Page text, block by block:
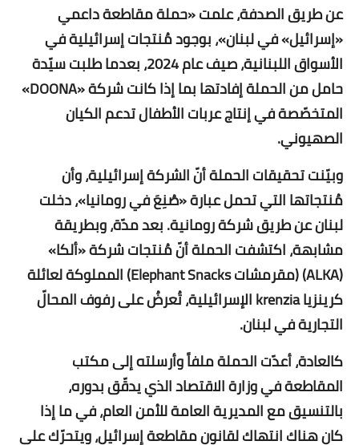
عن طريق الصدفة، علمت «حملة مقاطعة داعمي
«إسرائيل» في لبنان»، بوجود مُنتجات إسرائيلية في
الأسواق اللبنانية، صيف عام 2024، بعدما طلبت سيّدة
حامل من الحملة إفادتها بما إذا كانت شركة «DOONA»
المتخصّصة في إنتاج عربات الأطفال تدعم الكيان
الصهيوني.
وبيّنت تحقيقات الحملة أنّ الشركة إسرائيلية، وأن
مُنتجاتها التي تحمل عبارة «صُنِعَ في رومانيا»، دخلت
لبنان عن طريق شركة رومانية. بعد مدّة، وبطريقة
مشابهة، اكتشفت الحملة أنّ مُنتجات شركة «ألكا»
(ALKA) (مقرمشات Elephant Snacks) المملوكة لعائلة
كرينزيا krenzia الإسرائيلية، تُعرضُ على رفوف المحالّ
التجارية في لبنان.
كالعادة، أعدّت الحملة ملفاً وأرسلته إلى مكتب
المقاطعة في وزارة الاقتصاد الذي يدقّق بدوره،
بالتنسيق مع المديرية العامة للأمن العام، في ما إذا
كان هناك انتهاك لقانون مقاطعة إسرائيل، ويتحرّك على